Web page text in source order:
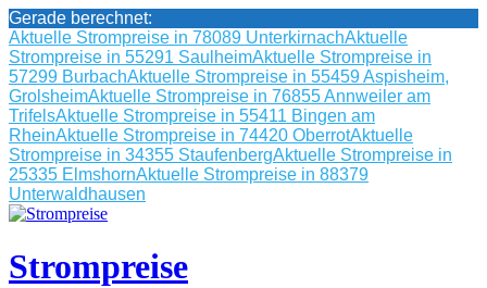
Gerade berechnet:
Aktuelle Strompreise in 78089 UnterkirnachAktuelle
Strompreise in 55291 SaulheimAktuelle Strompreise in
57299 BurbachAktuelle Strompreise in 55459 Aspisheim,
GrolsheimAktuelle Strompreise in 76855 Annweiler am
TrifelsAktuelle Strompreise in 55411 Bingen am
RheinAktuelle Strompreise in 74420 OberrotAktuelle
Strompreise in 34355 StaufenbergAktuelle Strompreise in
25335 ElmshornAktuelle Strompreise in 88379
Unterwaldhausen
Skip
content
Strompreise